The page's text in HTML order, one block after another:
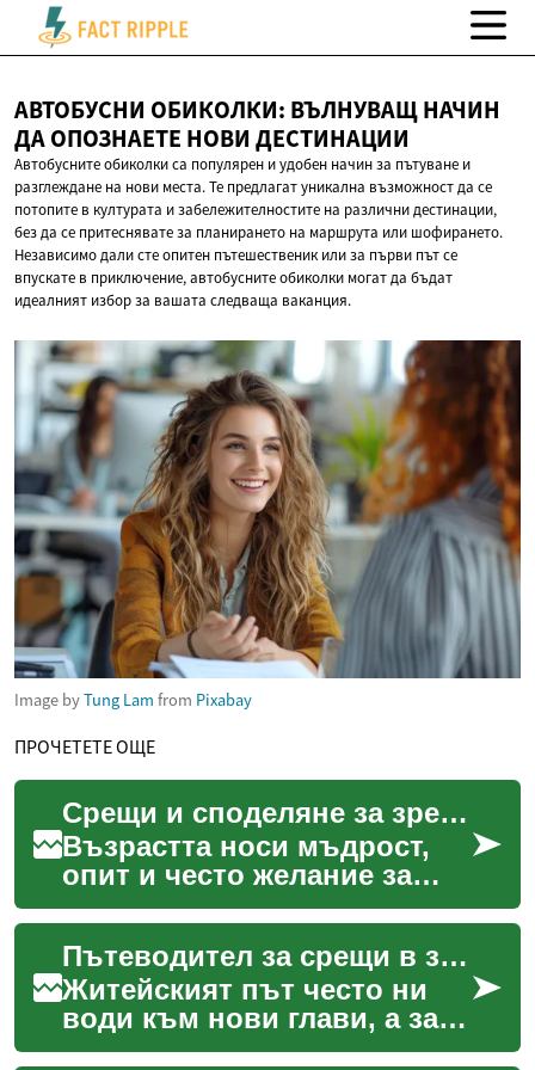
АВТОБУСНИ ОБИКОЛКИ: ВЪЛНУВАЩ НАЧИН
ДА ОПОЗНАЕТЕ НОВИ ДЕСТИНАЦИИ
Автобусните обиколки са популярен и удобен начин за пътуване и
разглеждане на нови места. Те предлагат уникална възможност да се
потопите в културата и забележителностите на различни дестинации,
без да се притеснявате за планирането на маршрута или шофирането.
Независимо дали сте опитен пътешественик или за първи път се
впускате в приключение, автобусните обиколки могат да бъдат
идеалният избор за вашата следваща ваканция.
Image byTung Lam from Pixabay
ПРОЧЕТЕТЕ ОЩЕ
Срещи и споделяне за зрели
Възрастта носи мъдрост,
опит и често желание за
ново общуване и връзки. За
зрелите хора, търсенето на
партньорство, п...
Пътеводител за срещи в зряла възраст
Житейският път често ни
води към нови глави, а за
много възрастни над